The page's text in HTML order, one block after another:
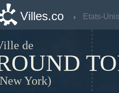
Villes.co Etats-Unis
de
York)
Villes.co Etats-Unis